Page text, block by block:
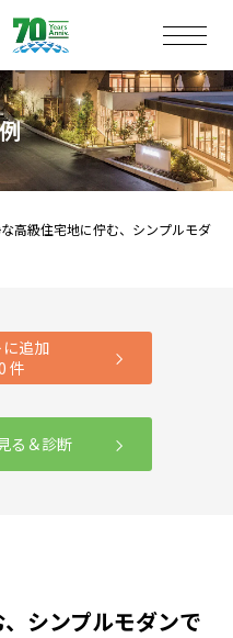
高級住宅地に佇む、シンプルモダ
追加
件
る＆診断
シンプルモダンで